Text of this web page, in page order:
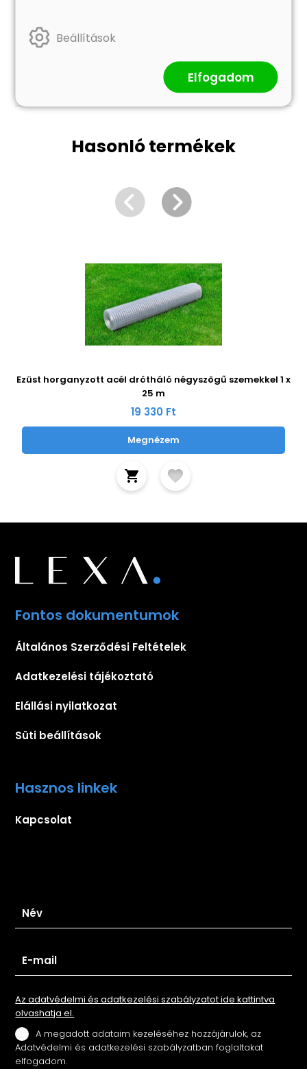
1 x Kötöző drót (25 m)
Hasonló termékek
Ezüst horganyzott acél drótháló négyszögű szemekkel 1 x
25 m
19 330 Ft
Megnézem
Fontos dokumentumok
Általános Szerződési Feltételek
Adatkezelési tájékoztató
Elállási nyilatkozat
Süti beállítások
Hasznos linkek
Kapcsolat
Az adatvédelmi és adatkezelési szabályzatot ide kattintva
olvashatja el.
A megadott adataim kezeléséhez hozzájárulok, az
Adatvédelmi és adatkezelési szabályzatban foglaltakat
elfogadom.
Beállítások
Elfogadom